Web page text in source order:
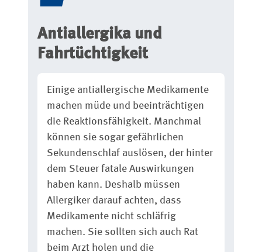
Antiallergika und
Fahrtüchtigkeit
Einige antiallergische Medikamente
machen müde und beeinträchtigen
die Reaktionsfähigkeit. Manchmal
können sie sogar gefährlichen
Sekundenschlaf auslösen, der hinter
dem Steuer fatale Auswirkungen
haben kann. Deshalb müssen
Allergiker darauf achten, dass
Medikamente nicht schläfrig
machen. Sie sollten sich auch Rat
beim Arzt holen und die